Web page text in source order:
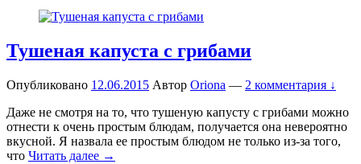
Тушеная капуста с грибами
Опубликовано 12.06.2015 Автор Oriona — 2 комментария ↓
Даже не смотря на то, что тушеную капусту с грибами можно
отнести к очень простым блюдам, получается она невероятно
вкусной. Я назвала ее простым блюдом не только из-за того,
что Читать далее →